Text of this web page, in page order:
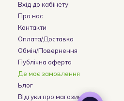
Вхід до кабінету
Про нас
Контакти
Оплата/Доставка
Обмін/Повернення
Публічна оферта
Де моє замовлення
Блог
Відгуки про магазин